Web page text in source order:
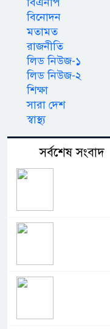
বিনোদন
মতামত
রাজনীতি
লিড নিউজ-১
লিড নিউজ-২
শিক্ষা
সারা দেশ
স্বাস্থ্য
সর্বশেষ সংবাদ